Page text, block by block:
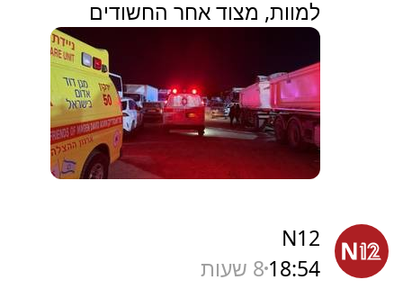
למוות, מצוד אחר החשודים
N12
18:54 8 שעות